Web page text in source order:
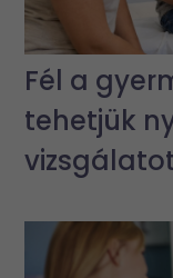
Fél a
tehetjük